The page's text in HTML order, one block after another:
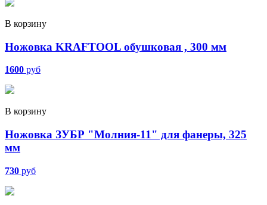
В корзину
Ножовка KRAFTOOL обушковая , 300 мм
1600 руб
В корзину
Ножовка ЗУБР "Молния-11" для фанеры, 325
мм
730 руб